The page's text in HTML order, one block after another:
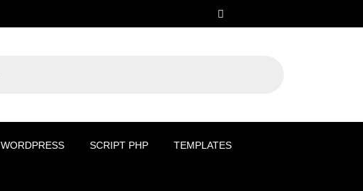
WORDPRESS SCRIPT PHP TEMPLATES